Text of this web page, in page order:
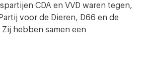
CDA en VVD waren tegen,
voor de Dieren, D66 en de
Zij hebben samen een